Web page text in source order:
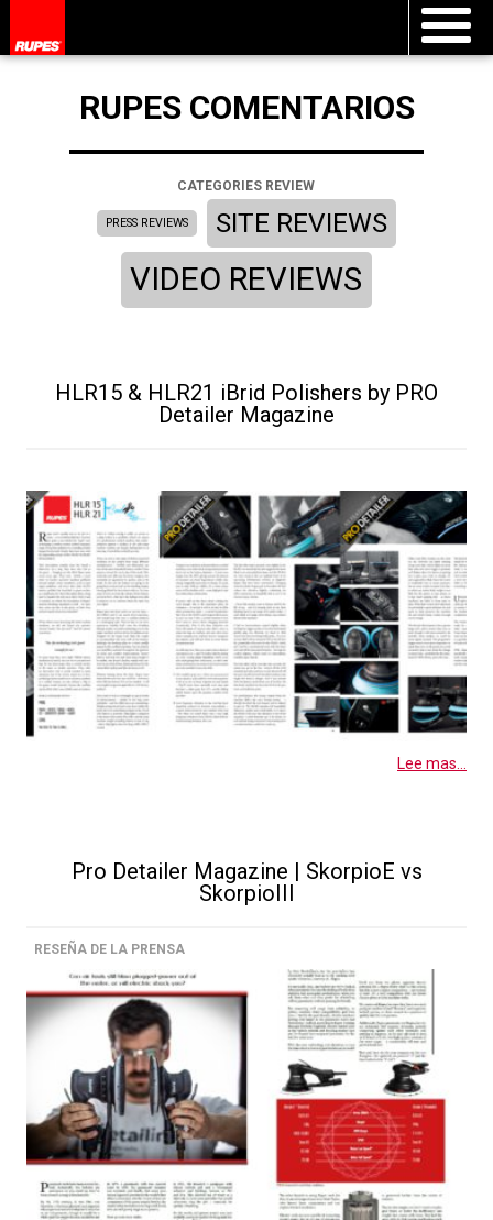
RUPES COMENTARIOS
CATEGORIES REVIEW
PRESS REVIEWS SITE REVIEWS
VIDEO REVIEWS
HLR15 & HLR21 iBrid Polishers by PRO
Detailer Magazine
Lee mas...
Pro Detailer Magazine | SkorpioE vs
SkorpioIII
RESEÑA DE LA PRENSA